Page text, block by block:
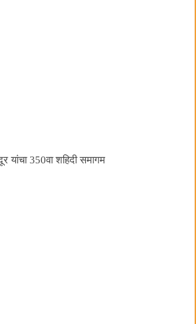
यांचा 350वा शहिदी समागम